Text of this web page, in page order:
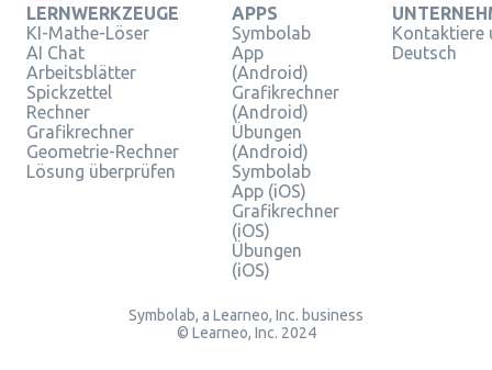
LERNWERKZEUGE
KI-Mathe-Löser
AI Chat
Arbeitsblätter
Spickzettel
Rechner
Grafikrechner
Geometrie-Rechner
Lösung überprüfen
APPS
Symbolab
App
(Android)
Grafikrechner
(Android)
Übungen
(Android)
Symbolab
App (iOS)
Grafikrechner
(iOS)
Übungen
(iOS)
Kontaktiere
Deutsch
Symbolab, a Learneo, Inc. business
© Learneo, Inc. 2024